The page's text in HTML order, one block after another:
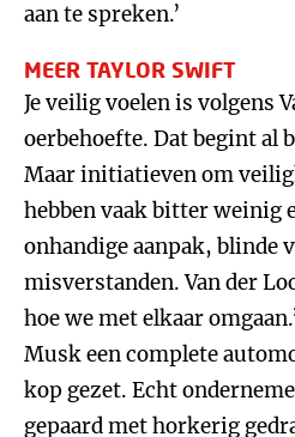
aan te spreken.’
MEER TAYLOR SWIFT
Je veilig voelen is volgens
oerbehoefte. Dat begint al
Maar initiatieven om
hebben vaak bitter weinig
onhandige aanpak, blinde
misverstanden. Van der
hoe we met elkaar
Musk een complete
kop gezet. Echt
gepaard met horkerig